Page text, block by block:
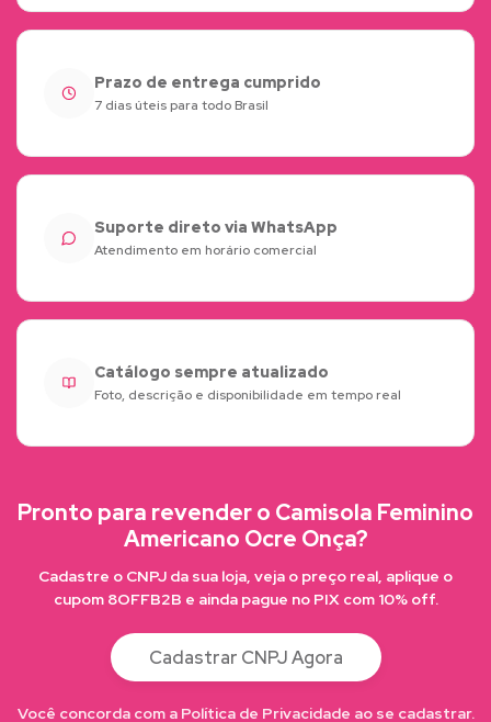
Prazo de entrega cumprido
7 dias úteis para todo Brasil
Suporte direto via WhatsApp
Atendimento em horário comercial
Catálogo sempre atualizado
Foto, descrição e disponibilidade em tempo real
Pronto para revender o Camisola Feminino
Americano Ocre Onça?
Cadastre o CNPJ da sua loja, veja o preço real, aplique o
cupom 8OFFB2B e ainda pague no PIX com 10% off.
Cadastrar CNPJ Agora
Você concorda com a Política de Privacidade ao se cadastrar.